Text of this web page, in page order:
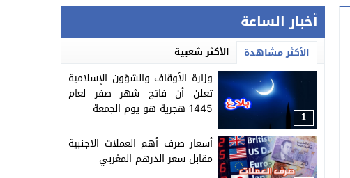
أخبار الساعة
الأكثر مشاهدة الأكثر شعبية
1
وزارة الأوقاف والشؤون الإسلامية
تعلن أن فاتح شهر صفر لعام
1445 هجرية هو يوم الجمعة
أسعار صرف أهم العملات الاجنبية
مقابل سعر الدرهم المغربي